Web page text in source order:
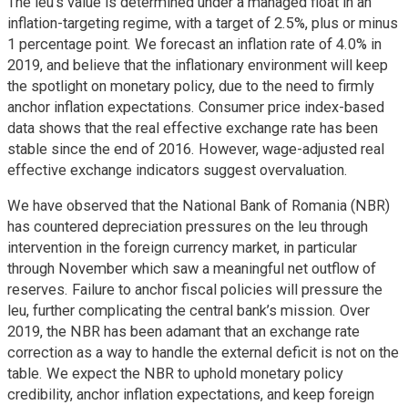
inflation-targeting regime, with a target of 2.5%, plus or minus
1 percentage point. We forecast an inflation rate of 4.0% in
2019, and believe that the inflationary environment will keep
the spotlight on monetary policy, due to the need to firmly
anchor inflation expectations. Consumer price index-based
data shows that the real effective exchange rate has been
stable since the end of 2016. However, wage-adjusted real
effective exchange indicators suggest overvaluation.
We have observed that the National Bank of Romania (NBR)
has countered depreciation pressures on the leu through
intervention in the foreign currency market, in particular
through November which saw a meaningful net outflow of
reserves. Failure to anchor fiscal policies will pressure the
leu, further complicating the central bank’s mission. Over
2019, the NBR has been adamant that an exchange rate
correction as a way to handle the external deficit is not on the
table. We expect the NBR to uphold monetary policy
credibility, anchor inflation expectations, and keep foreign